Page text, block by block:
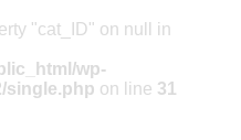
"cat_ID" on null in
wp-
single.php on line 31